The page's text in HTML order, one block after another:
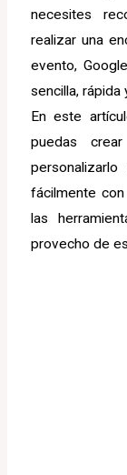
necesites
realizar una
evento,
sencilla, rápida
En este
puedas
fácilmente
las
provecho de